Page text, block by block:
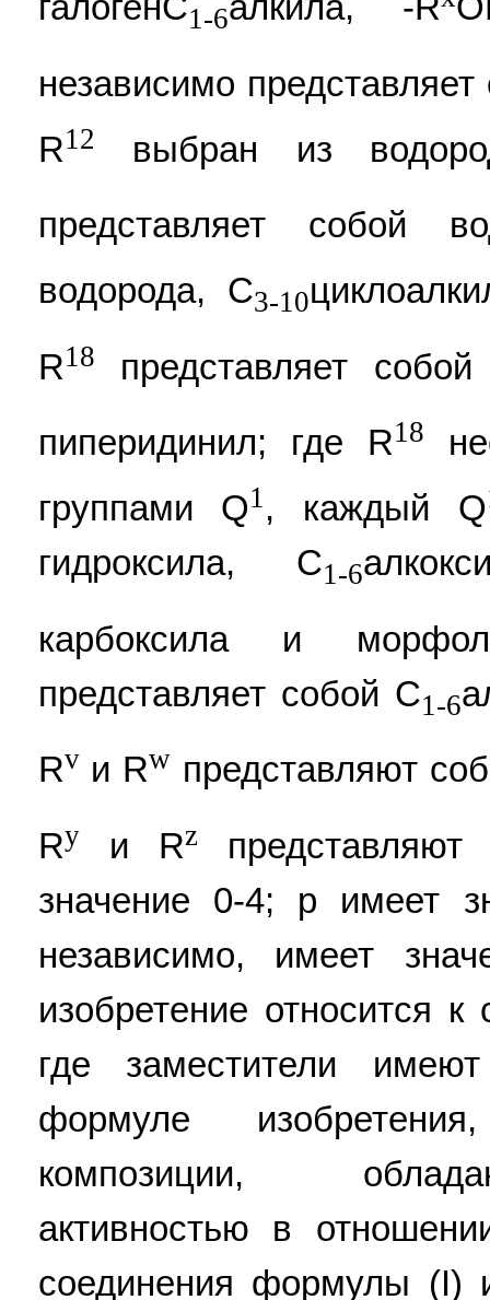
1-6
независимо
R12
выбран из
представляет собой
водорода, C3-10
R18
представляет
пиперидинил; где R18
группами Q1, каждый Q
гидроксила, C1-6
карбоксила и
представляет собой C1-6
Rvи Rw представляют
Ryи Rzпредставляют
значение 0-4; p имеет
независимо, имеет
изобретение относится
где заместители
формуле
композиции,
активностью в
соединения формулы (I)